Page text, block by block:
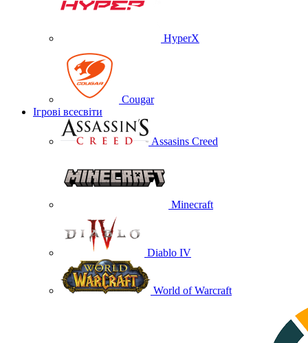
HyperX
Cougar
Ігрові всесвіти
Assasins Creed
Minecraft
Diablo IV
World of Warcraft